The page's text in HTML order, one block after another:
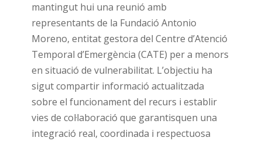
mantingut hui una reunió amb
representants de la Fundació Antonio
Moreno, entitat gestora del Centre d’Atenció
Temporal d’Emergència (CATE) per a menors
en situació de vulnerabilitat. L’objectiu ha
sigut compartir informació actualitzada
sobre el funcionament del recurs i establir
vies de col·laboració que garantisquen una
integració real, coordinada i respectuosa